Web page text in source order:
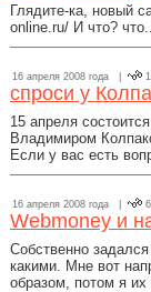
Глядите-ка, новый
online.ru/ И что?
16 апреля 2008 года |
спроси у
15 апреля
Владимиром
Если у вас есть
16 апреля 2008 года |
Webmoney и
Собственно
какими. Мне вот
образом, потом я их